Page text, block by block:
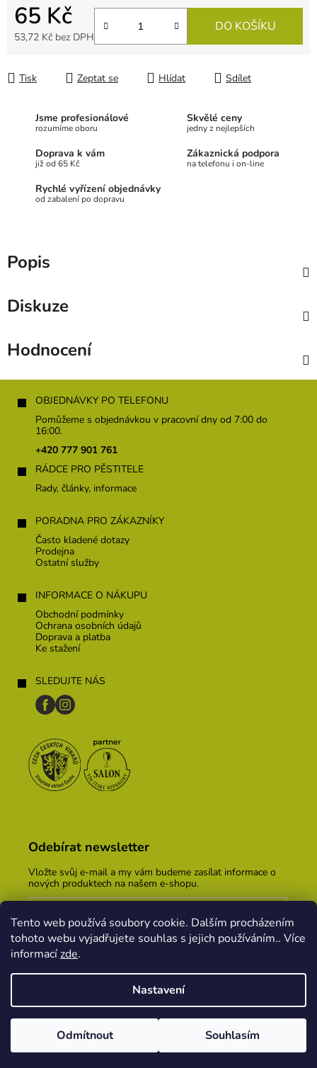
Tento web používá soubory cookie. Dalším procházením
tohoto webu vyjadřujete souhlas s jejich používáním.. Více
informacízde.
Nastavení
Odmítnout Souhlasím
65 Kč
53,72 Kč bez DPH
DO KOŠÍKU
Tisk Zeptat se Hlídat Sdílet
Jsme profesionálové
rozumíme oboru
Skvělé ceny
jedny z nejlepších
Doprava k vám
již od 65 Kč
Zákaznická podpora
na telefonu i on-line
Rychlé vyřízení objednávky
od zabalení po dopravu
Popis
Diskuze
Hodnocení
OBJEDNÁVKY PO TELEFONU
Pomůžeme s objednávkou v pracovní dny od 7:00 do
16:00.
+420 777 901 761
RÁDCE PRO PĚSTITELE
Rady, články, informace
PORADNA PRO ZÁKAZNÍKY
Často kladené dotazy
Prodejna
Ostatní služby
INFORMACE O NÁKUPU
Obchodní podmínky
Ochrana osobních údajů
Doprava a platba
Ke stažení
SLEDUJTE NÁS
Odebírat newsletter
Vložte svůj e-mail a my vám budeme zasílat informace o
nových produktech na našem e-shopu.
Vložením e-mailu souhlasíte spodmínkami ochrany
osobních údajů
PŘIHLÁSIT SE
Vytvořil Shoptet
PekneWeby
práva vyhrazena.